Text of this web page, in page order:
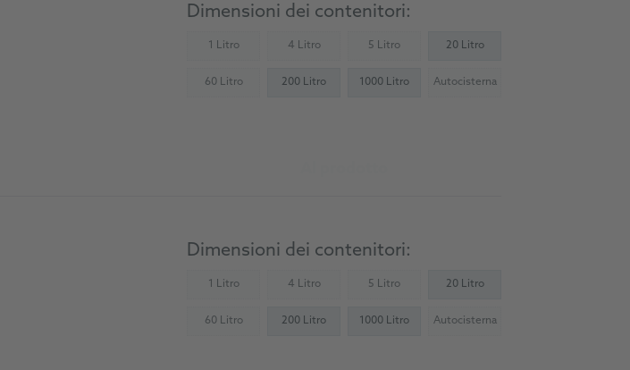
Dimensioni dei contenitori:
1 Litro(Not available)4 Litro
(Not available)5 Litro(Not available)20 Litro
60 Litro
(Not available)200 Litro 1000 Litro Autocisterna(Not available)
Dimensioni dei contenitori:
1 Litro(Not available)4 Litro
(Not available)5 Litro(Not available)20 Litro
60 Litro
(Not available)200 Litro 1000 Litro Autocisterna(Not available)